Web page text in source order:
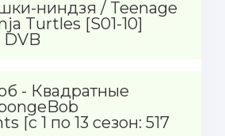
ниндзя / Teenage
Turtles [S01-10]
DVB
- Квадратные
[с 1 по 13 сезон: 517